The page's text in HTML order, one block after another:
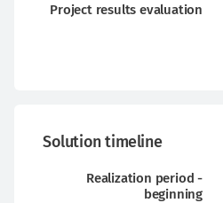
Project results evaluation
Solution timeline
Realization period -
beginning